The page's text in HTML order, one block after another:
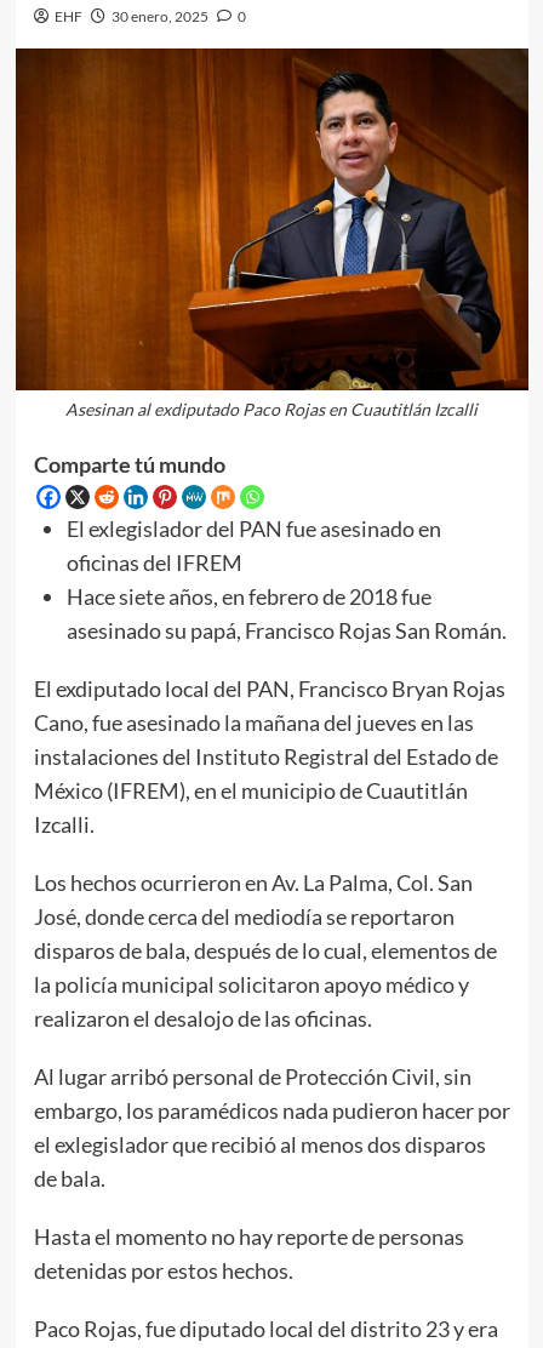
EHF 30 enero, 2025 0
Asesinan al exdiputado Paco Rojas en Cuautitlán Izcalli
Comparte tú mundo
El exlegislador del PAN fue asesinado en
oficinas del IFREM
Hace siete años, en febrero de 2018 fue
asesinado su papá, Francisco Rojas San Román.
El exdiputado local del PAN, Francisco Bryan Rojas
Cano, fue asesinado la mañana del jueves en las
instalaciones del Instituto Registral del Estado de
México (IFREM), en el municipio de Cuautitlán
Izcalli.
Los hechos ocurrieron en Av. La Palma, Col. San
José, donde cerca del mediodía se reportaron
disparos de bala, después de lo cual, elementos de
la policía municipal solicitaron apoyo médico y
realizaron el desalojo de las oficinas.
Al lugar arribó personal de Protección Civil, sin
embargo, los paramédicos nada pudieron hacer por
el exlegislador que recibió al menos dos disparos
de bala.
Hasta el momento no hay reporte de personas
detenidas por estos hechos.
Paco Rojas, fue diputado local del distrito 23 y era